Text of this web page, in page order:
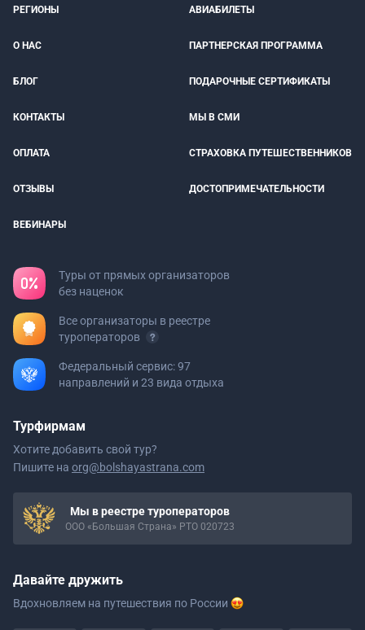
РЕГИОНЫ АВИАБИЛЕТЫ
О НАС ПАРТНЕРСКАЯ ПРОГРАММА
БЛОГ ПОДАРОЧНЫЕ СЕРТИФИКАТЫ
КОНТАКТЫ МЫ В СМИ
ОПЛАТА СТРАХОВКА ПУТЕШЕСТВЕННИКОВ
ОТЗЫВЫ ДОСТОПРИМЕЧАТЕЛЬНОСТИ
ВЕБИНАРЫ
Туры от прямых организаторов
без наценок
Все организаторы в реестре
туроператоров
Федеральный сервис: 97
направлений и 23 вида отдыха
Турфирмам
Хотите добавить свой тур?
Пишите на org@bolshayastrana.com
Мы в реестре туроператоров
ООО «Большая Страна» РТО 020723
Давайте дружить
Вдохновляем на путешествия по России